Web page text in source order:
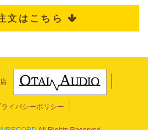
文はこちら 
ライバシーポリシー